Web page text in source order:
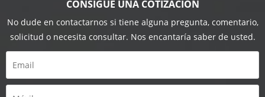
CONSIGUE UNA COTIZACIÓN
No dude en contactarnos si tiene alguna pregunta, comentario,
solicitud o necesita consultar. Nos encantaría saber de usted.